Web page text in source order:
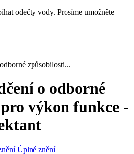
odečty vody. Prosíme umožněte
způsobilosti...
o odborné
výkon funkce -
Úplné znění